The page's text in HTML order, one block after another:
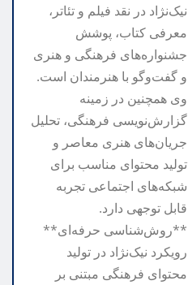
نیک‌نژاد در نقد فیلم و تئاتر،
معرفی کتاب، پوشش
جشنواره‌های فرهنگی و هنری
و گفت‌وگو با هنرمندان است.
وی همچنین در زمینه
گزارش‌نویسی فرهنگی، تحلیل
جریان‌های هنری معاصر و
تولید محتوای مناسب برای
شبکه‌های اجتماعی تجربه
قابل توجهی دارد.
**روش‌شناسی حرفه‌ای**
رویکرد نیک‌نژاد در تولید
محتوای فرهنگی مبتنی بر